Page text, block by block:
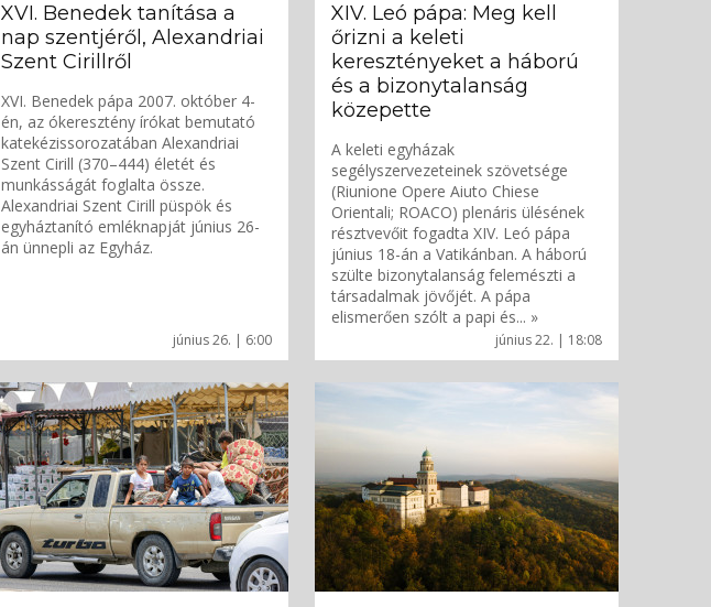
június 26. | 6:00
XVI. Benedek tanítása a
nap szentjéről, Alexandriai
Szent Cirillről
XVI. Benedek pápa 2007. október 4-
én, az ókeresztény írókat bemutató
katekézissorozatában Alexandriai
Szent Cirill (370–444) életét és
munkásságát foglalta össze.
Alexandriai Szent Cirill püspök és
egyháztanító emléknapját június 26-
án ünnepli az Egyház.
június 22. | 18:08
XIV. Leó pápa: Meg kell
őrizni a keleti
keresztényeket a háború
és a bizonytalanság
közepette
A keleti egyházak
segélyszervezeteinek szövetsége
(Riunione Opere Aiuto Chiese
Orientali; ROACO) plenáris ülésének
résztvevőit fogadta XIV. Leó pápa
június 18-án a Vatikánban. A háború
szülte bizonytalanság felemészti a
társadalmak jövőjét. A pápa
elismerően szólt a papi és... »